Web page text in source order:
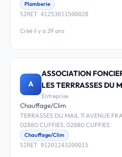
Plomberie
SIRET 41253011500028
Créé il y a 29 ans
A
ASSOCIATION
LES TERRRASSES DU
Entreprise
Chauffage/Clim
TERRASSES DU MAIL 11 AVENUE
02880 CUFFIES, 02880 CUFFIES
Chauffage/Clim
SIRET 91201243200015